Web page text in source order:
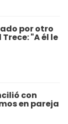
por otro
"A él le
con
en pareja